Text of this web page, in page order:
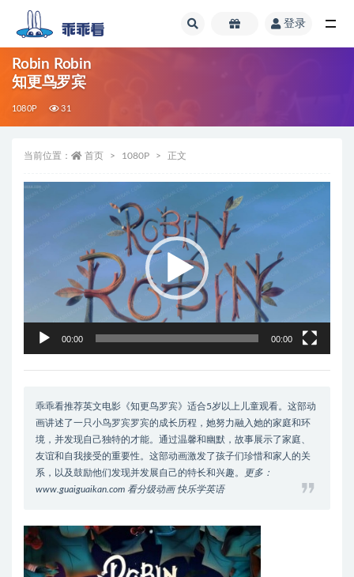
登录
Robin Robin
知更鸟罗宾
1080P 31
当前位置： 首页 1080P 正文
视
00:00 00:00
乖乖看推荐英文电影《知更鸟罗宾》适合5岁以上儿童观看。这部动
画讲述了一只小鸟罗宾罗宾的成长历程，她努力融入她的家庭和环
境，并发现自己独特的才能。通过温馨和幽默，故事展示了家庭、
友谊和自我接受的重要性。这部动画激发了孩子们珍惜和家人的关
系，以及鼓励他们发现并发展自己的特长和兴趣。
更多：
www.guaiguaikan.com 看分级动画 快乐学英语